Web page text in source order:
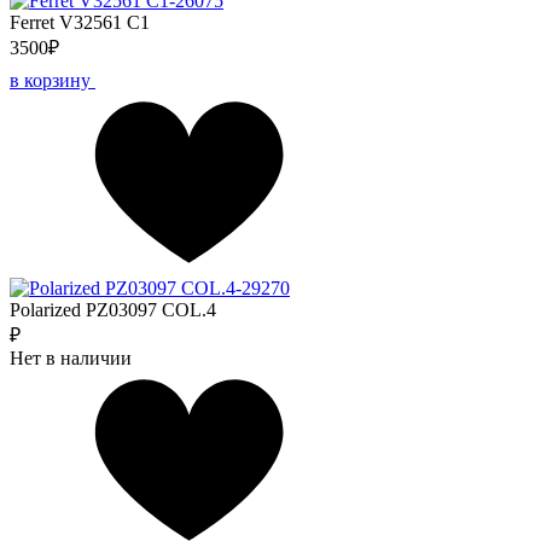
Ferret V32561 C1
3500₽
в корзину
Polarized PZ03097 COL.4
₽
Нет в наличии